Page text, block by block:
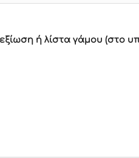
ή λίστα γάμου (στο